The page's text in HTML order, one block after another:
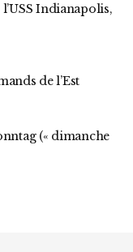
Indianapolis,
de l’Est
(« dimanche